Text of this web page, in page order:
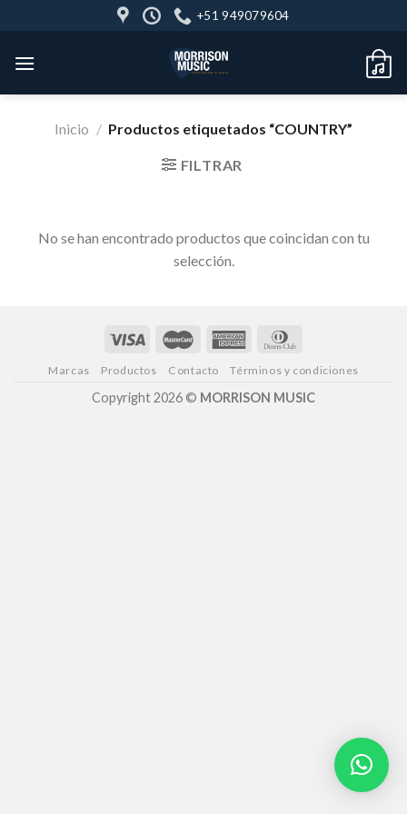
content
+51 949079604
Inicio / Productos etiquetados “COUNTRY”
FILTRAR
No se han encontrado productos que coincidan con tu
selección.
Marcas Productos Contacto Términos y condiciones
Copyright 2026 © MORRISON MUSIC